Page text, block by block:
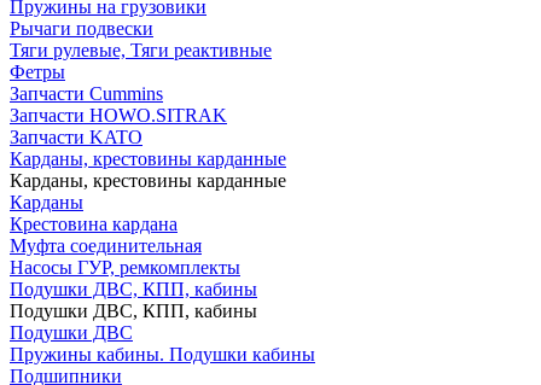
Пружины на грузовики
Рычаги подвески
Тяги рулевые, Тяги реактивные
Фетры
Запчасти Cummins
Запчасти HOWO.SITRAK
Запчасти KATO
Карданы, крестовины карданные
Карданы, крестовины карданные
Карданы
Крестовина кардана
Муфта соединительная
Насосы ГУР, ремкомплекты
Подушки ДВС, КПП, кабины
Подушки ДВС, КПП, кабины
Подушки ДВС
Пружины кабины. Подушки кабины
Подшипники